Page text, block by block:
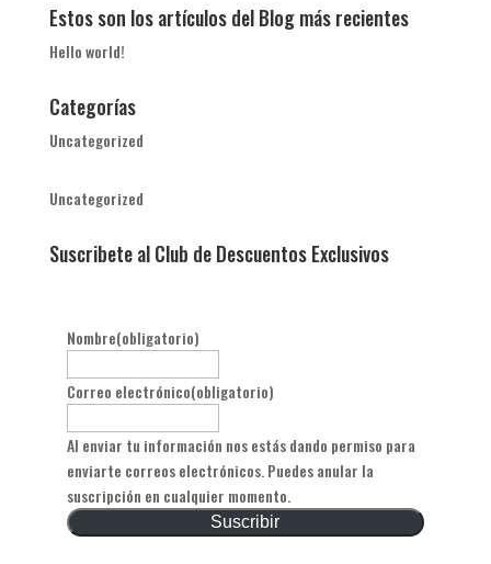
Estos son los artículos del Blog más recientes
Hello world!
Categorías
Uncategorized
Uncategorized
Suscribete al Club de Descuentos Exclusivos
Nombre(obligatorio)
Correo electrónico(obligatorio)
Al enviar tu información nos estás dando permiso para
enviarte correos electrónicos. Puedes anular la
suscripción en cualquier momento.
Suscribir